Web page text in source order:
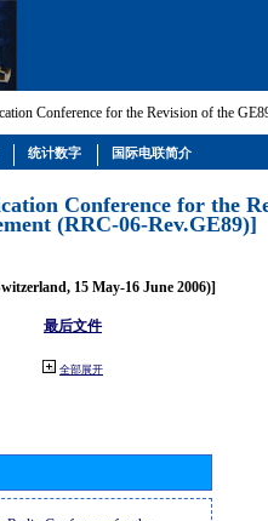
Conference for the Revision of the
Conference for the
(RRC-06-Rev.GE89)]
15 May-16 June 2006)]
最后文件
全部展开
统计数字 国际电联简介